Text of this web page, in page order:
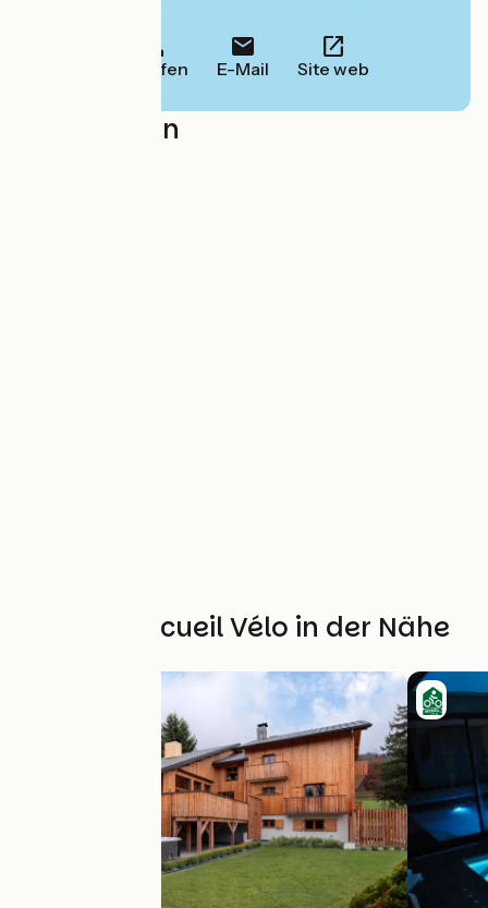
Anrufen E-Mail Site web
Localisation
Weitere Accueil Vélo in der Nähe